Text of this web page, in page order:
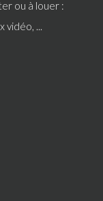
ou à louer :
vidéo, ...